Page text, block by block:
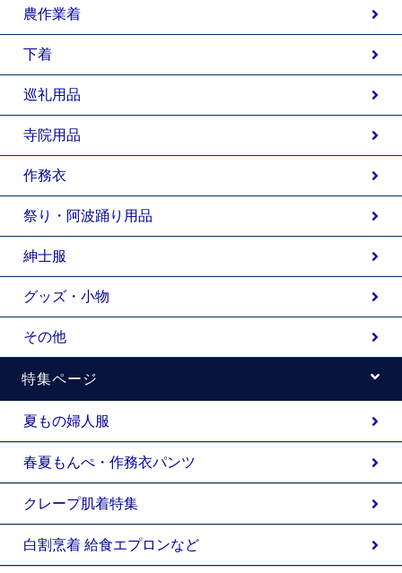
農作業着
下着
巡礼用品
寺院用品
作務衣
祭り・阿波踊り用品
紳士服
グッズ・小物
その他
特集ページ
夏もの婦人服
春夏もんぺ・作務衣パンツ
クレープ肌着特集
白割烹着 給食エプロンなど